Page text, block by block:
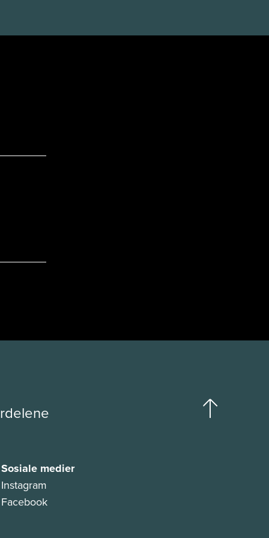
Sosiale medier
Instagram
Facebook